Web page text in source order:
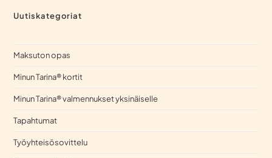
Uutiskategoriat
Maksuton opas
Minun Tarina® kortit
Minun Tarina® valmennukset yksinäiselle
Tapahtumat
Työyhteisösovittelu